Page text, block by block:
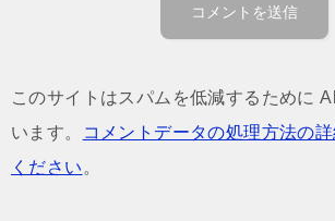
このサイトはスパムを低減するために
います。
コメントデータの処理方法の
ください 。